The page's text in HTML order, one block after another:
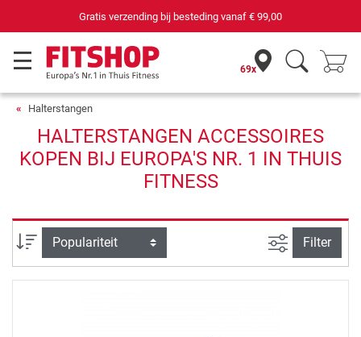
Gratis verzending bij besteding vanaf € 99,00
69x
Halterstangen
HALTERSTANGEN ACCESSOIRES
KOPEN BIJ EUROPA'S NR. 1 IN THUIS
FITNESS
Sortering Zoeken
Filter